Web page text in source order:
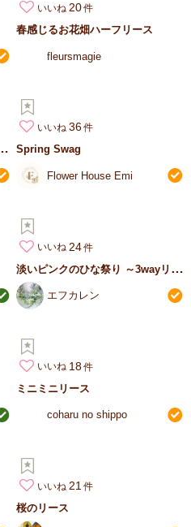
いいね 20
春感じるお花畑ハーフリース
fleursmagie
リーバッグアレンジ
いいね 36
Spring Swag
Flower House Emi
いいね 24
エフカレン
いいね 18
ミニミニリース
coharu no shippo
いいね 21
桜のリース